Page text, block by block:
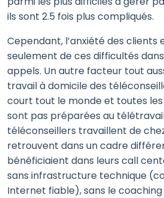
ils sont 2.5 fois plus compliqués.
Cependant, l’anxiété des clients
seulement de ces difficultés
appels. Un autre facteur tout
travail à domicile des
court tout le monde et toutes
sont pas préparées au
téléconseillers travaillent de
retrouvent dans un cadre
bénéficiaient dans leurs call
sans infrastructure technique
Internet fiable), sans le